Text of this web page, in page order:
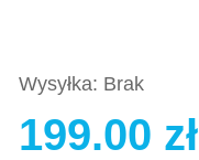
Wysyłka: Brak
199.00 zł